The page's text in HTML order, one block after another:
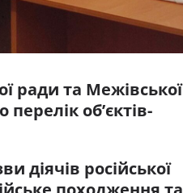
ради та Межівської
об’єктів-
діячів російської